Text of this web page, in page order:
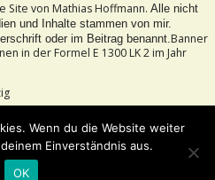
Site von Mathias Hoffmann. Alle nicht
und Inhalte stammen von mir.
oder im Beitrag benannt.Banner
in der Formel E 1300 LK 2 im Jahr
Wenn du die Website weiter
Einverständnis aus.
OK